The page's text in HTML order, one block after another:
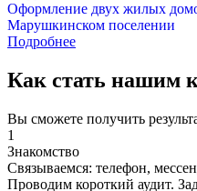
Оформление двух жилых
Марушкинском поселении
Подробнее
Как стать нашим
Вы сможете получить
1
Знакомство
Связываемся: телефон,
Проводим короткий аудит.